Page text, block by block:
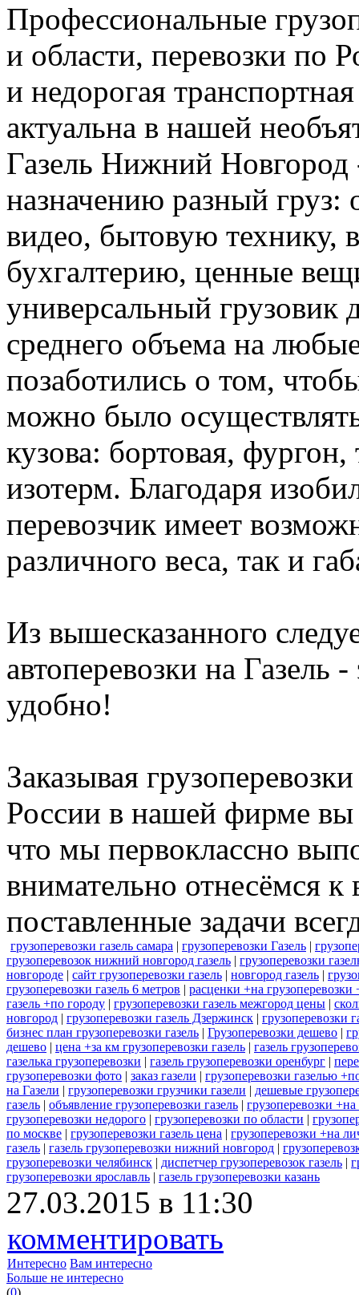
Профессиональные
и области, перевозки по
и недорогая
актуальна в нашей
Газель Нижний Новгород
назначению разный груз:
видео, бытовую технику,
бухгалтерию, ценные
универсальный грузовик
среднего объема на
позаботились о том,
можно было
кузова: бортовая,
изотерм. Благодаря
перевозчик имеет
различного веса, так и
Из вышесказанного
автоперевозки на Газель
удобно!
Заказывая
России в нашей фирме
что мы первоклассно
внимательно отнесёмся
поставленные задачи
грузоперевозки газель самара | грузоперевозки Газель |
грузоперевозок нижний новгород газель | грузоперевозки
новгороде | сайт грузоперевозки газель | новгород газель |
грузоперевозки газель 6 метров | расценки +на грузоперевозки
газель +по городу | грузоперевозки газель межгород цены |
новгород | грузоперевозки газель Дзержинск | грузоперевозки
бизнес план грузоперевозки газель | Грузоперевозки дешево |
дешево | цена +за км грузоперевозки газель | газель
газелька грузоперевозки | газель грузоперевозки оренбург |
грузоперевозки фото | заказ газели | грузоперевозки газелью
на Газели | грузоперевозки грузчики газели | дешевые
газель | объявление грузоперевозки газель | грузоперевозки
грузоперевозки недорого | грузоперевозки по области |
по москве | грузоперевозки газель цена | грузоперевозки +на
газель | газель грузоперевозки нижний новгород |
грузоперевозки челябинск | диспетчер грузоперевозок газель |
грузоперевозки ярославль | газель грузоперевозки казань
27.03.2015 в 11:30
комментировать
Интересно Вам интересно
Больше не интересно
(0)